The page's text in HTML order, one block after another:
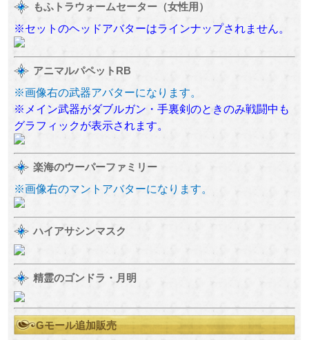
もふトラウォームセーター（女性用）
※セットのヘッドアバターはラインナップされません。
アニマルパペットRB
※画像右の武器アバターになります。
※メイン武器がダブルガン・手裏剣のときのみ戦闘中も
グラフィックが表示されます。
楽海のウーパーファミリー
※画像右のマントアバターになります。
ハイアサシンマスク
精霊のゴンドラ・月明
Gモール追加販売